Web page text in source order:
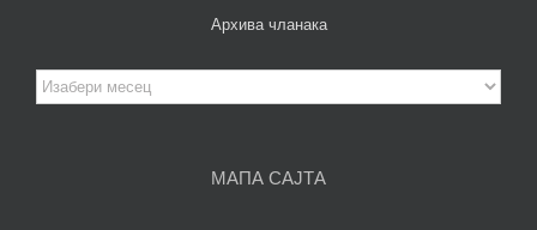
Архива чланака
Архива
чланака
МАПА САЈТА